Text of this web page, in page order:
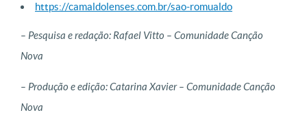
https://camaldolenses.com.br/sao-romualdo
– Pesquisa e redação: Rafael Vitto – Comunidade Canção
Nova
– Produção e edição: Catarina Xavier – Comunidade Canção
Nova